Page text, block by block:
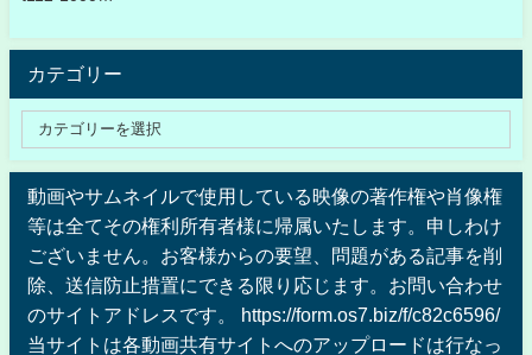
カテゴリー
動画やサムネイルで使用している映像の著作権や肖像権
等は全てその権利所有者様に帰属いたします。申しわけ
ございません。お客様からの要望、問題がある記事を削
除、送信防止措置にできる限り応じます。お問い合わせ
のサイトアドレスです。 https://form.os7.biz/f/c82c6596/
当サイトは各動画共有サイトへのアップロードは行なっ